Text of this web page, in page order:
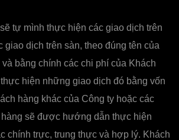
tự mình thực hiện các giao dịch trên
giao dịch trên sàn, theo đúng tên của
bằng chính các chi phí của Khách
hiện những giao dịch đó bằng vốn
hàng khác của Công ty hoặc các
hàng sẽ được hướng dẫn thực hiện
chính trực, trung thực và hợp lý. Khách